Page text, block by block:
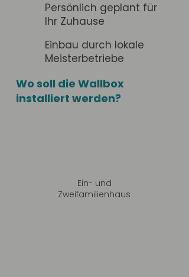
Persönlich geplant für
Ihr Zuhause
Einbau durch lokale
Meisterbetriebe
Wo soll die Wallbox
installiert werden?
Ein- und
Zweifamilienhaus